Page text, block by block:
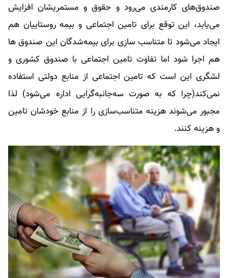
صندوق‌های کارمندی می‌رود و حقوق و مستمریشان افزایش
می‌یابد، این توقع برای تامین اجتماعی و بیمه روستاییان هم
ایجاد می‌شود تا متناسب سازی برای بیمه‌شدگان این صندوق ها
هم اجرا شود اما تفاوت تامین اجتماعی با صندوق کشوری و
لشگری این است که تامین اجتماعی از منابع دولتی استفاده
نمی‌کند(چرا که به صورت سه‌جانبه‌گرایی اداره می‌شود) لذا
مجبور می‌شوند هزینه متناسب‌سازی را از منابع خودشان تامین
و هزینه کنند.